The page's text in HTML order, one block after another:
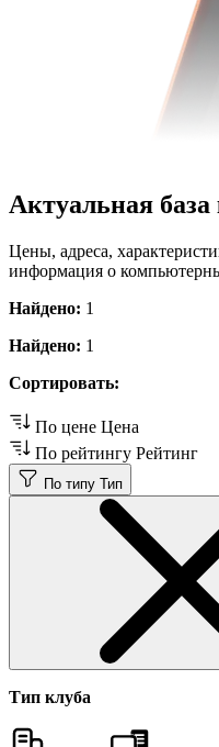
Актуальная база
Цены, адреса,
информация о
Найдено: 1
Найдено: 1
Сортировать:
По цене Цена
По рейтингу Рейтинг
По типу Тип
Тип клуба